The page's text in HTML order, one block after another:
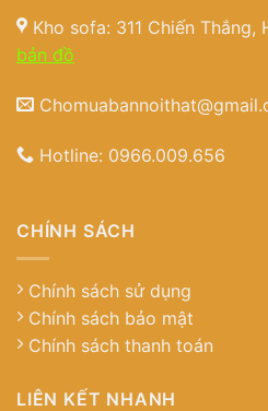
Kho sofa: 311 Chiến
bản đồ
Hotline: 0966.009.656
CHÍNH SÁCH
Chính sách sử dụng
Chính sách bảo mật
Chính sách thanh toán
LIÊN KẾT NHANH